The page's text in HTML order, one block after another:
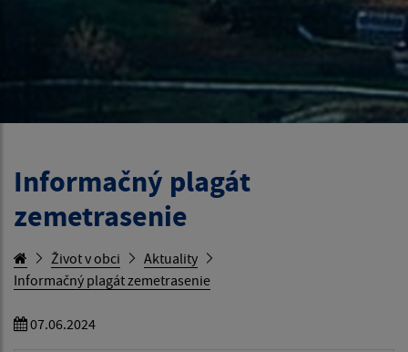
Informačný plagát
zemetrasenie
Život v obci
Aktuality
Informačný plagát zemetrasenie
07.06.2024